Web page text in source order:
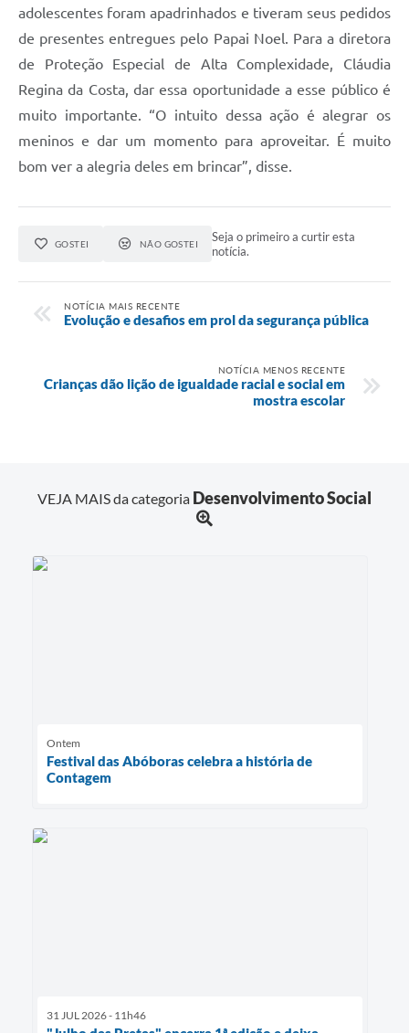
adolescentes foram apadrinhados e tiveram seus pedidos
de presentes entregues pelo Papai Noel. Para a diretora
de Proteção Especial de Alta Complexidade, Cláudia
Regina da Costa, dar essa oportunidade a esse público é
muito importante. “O intuito dessa ação é alegrar os
meninos e dar um momento para aproveitar. É muito
bom ver a alegria deles em brincar”, disse.
GOSTEI NÃO GOSTEI
Seja o primeiro a curtir esta
notícia.
NOTÍCIA MAIS RECENTE
Evolução e desafios em prol da segurança pública
NOTÍCIA MENOS RECENTE
Crianças dão lição de igualdade racial e social em
mostra escolar
VEJA MAIS da categoria Desenvolvimento Social
Ontem
Festival das Abóboras celebra a história de
Contagem
31 JUL 2026 - 11h46